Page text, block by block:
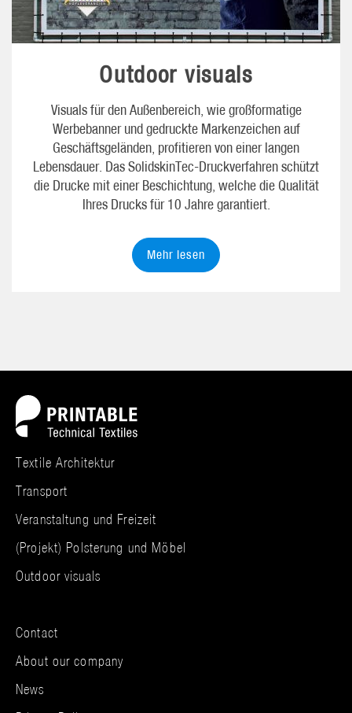
Outdoor visuals
Visuals für den Außenbereich, wie großformatige
Werbebanner und gedruckte Markenzeichen auf
Geschäftsgeländen, profitieren von einer langen
Lebensdauer. Das SolidskinTec-Druckverfahren schützt
die Drucke mit einer Beschichtung, welche die Qualität
Ihres Drucks für 10 Jahre garantiert.
Mehr lesen
Textile Architektur
Transport
Veranstaltung und Freizeit
(Projekt) Polsterung und Möbel
Outdoor visuals
Contact
About our company
News